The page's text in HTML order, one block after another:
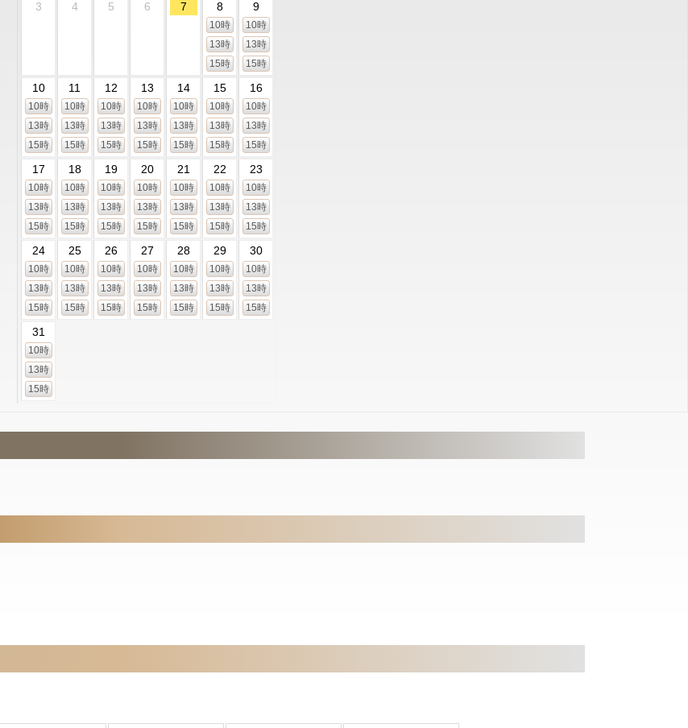
3
4 5 6 7 8
10時
13時
15時
9
10時
13時
15時
10
10時
13時
15時
11
10時
13時
15時
12
10時
13時
15時
13
10時
13時
15時
14
10時
13時
15時
15
10時
13時
15時
16
10時
13時
15時
17
10時
13時
15時
18
10時
13時
15時
19
10時
13時
15時
20
10時
13時
15時
21
10時
13時
15時
22
10時
13時
15時
23
10時
13時
15時
24
10時
13時
15時
25
10時
13時
15時
26
10時
13時
15時
27
10時
13時
15時
28
10時
13時
15時
29
10時
13時
15時
30
10時
13時
15時
31
10時
13時
15時